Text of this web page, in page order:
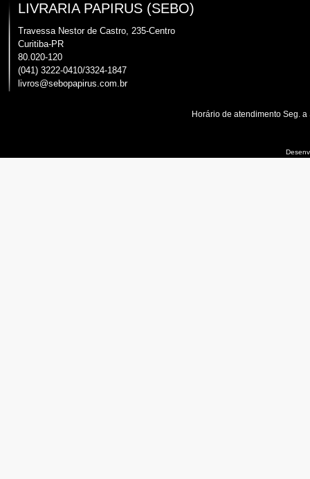
LIVRARIA PAPIRUS (SEBO)
Travessa Nestor de Castro, 235-Centro
Curitiba-PR
80.020-120
(041) 3222-0410/3324-1847
livros@sebopapirus.com.br
Horário de atendimento Seg.